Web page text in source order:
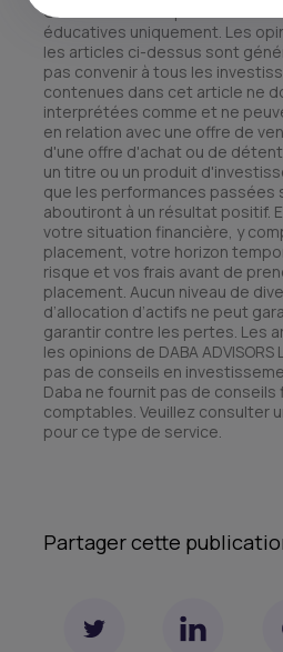
Ce matériel a été présenté à
éducatives uniquement. Les
les articles ci-dessus sont
pas convenir à tous les
contenues dans cet article ne
interprétées comme et ne
en relation avec une offre de
d'une offre d'achat ou de
un titre ou un produit
que les performances passées
aboutiront à un résultat positif.
votre situation financière, y
placement, votre horizon
risque et vos frais avant de
placement. Aucun niveau de
d’allocation d’actifs ne peut
garantir contre les pertes. Les
les opinions de DABA
pas de conseils en
Daba ne fournit pas de conseils
comptables. Veuillez consulter
pour ce type de service.
Partager cette